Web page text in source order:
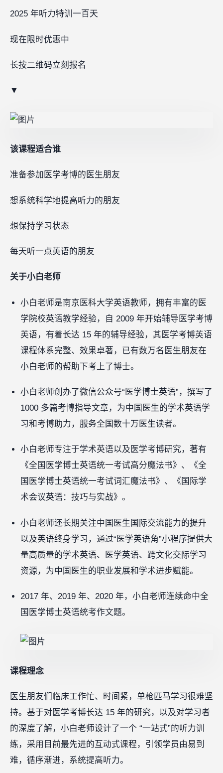
2025 年听力特训一百天
现在限时优惠中
长按二维码立刻报名‍‍‍‍‍‍‍
▼
该课程适合谁
准备参加医学考博的医生朋友
想系统科学地提高听力的朋友
想保持学习状态
每天听一点英语的朋友
关于小白老师
小白老师是南京医科大学英语教师，拥有丰富的医
学院校英语教学经验，自 2009 年开始辅导医学考博
英语，有着长达 15 年的辅导经验，其医学考博英语
课程体系完整、效果卓著，已有数万名医生朋友在
小白老师的帮助下考上了博士。
小白老师创办了微信公众号“医学博士英语”，撰写了
1000 多篇考博指导文章，为中国医生的学术英语学
习和考博助力，服务全国数十万医生读者。
小白老师专注于学术英语以及医学考博研究，著有
《全国医学博士英语统一考试高分魔法书》、《全
国医学博士英语统一考试词汇魔法书》、《国际学
术会议英语：技巧与实战》。
小白老师还长期关注中国医生国际交流能力的提升
以及英语终身学习，通过“医学英语角”小程序提供大
量高质量的学术英语、医学英语、跨文化交际学习
资源，为中国医生的职业发展和学术进步赋能。
2017 年、2019 年、2020 年，小白老师连续命中全
国医学博士英语统考作文题。
课程理念
医生朋友们临床工作忙、时间紧，单枪匹马学习很难坚
持。基于对医学考博长达 15 年的研究，以及对学习者
的深度了解，小白老师设计了一个 “一站式”的听力训
练，采用目前最先进的互动式课程，引领学员由易到
难，循序渐进，系统提高听力。